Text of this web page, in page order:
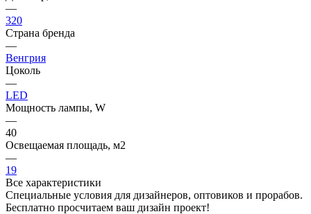
—
320
Страна бренда
—
Венгрия
Цоколь
—
LED
Мощность лампы, W
—
40
Освещаемая площадь, м2
—
19
Все характеристики
Специальные условия для дизайнеров, оптовиков и прорабов.
Бесплатно просчитаем ваш дизайн проект!